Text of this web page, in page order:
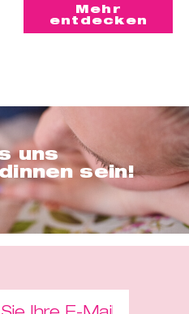
Mehr
entdecken
uns
sein!